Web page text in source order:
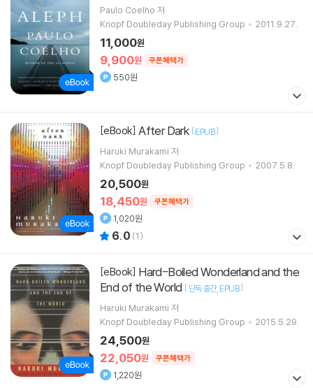
Paulo Coelho 저
Knopf Doubleday Publishing Group
2011.9.27.
9,900원 쿠폰혜택가
11,000원
550원
[eBook] After Dark [EPUB]
Haruki Murakami 저
Knopf Doubleday Publishing Group
2007.5.8.
18,450원 쿠폰혜택가
20,500원
1,020원
6.0 (1)
[eBook]
End of the World [ 단독 출간 EPUB]
Haruki Murakami 저
Knopf Doubleday Publishing Group
2015.5.29.
22,050원 쿠폰혜택가
24,500원
1,220원